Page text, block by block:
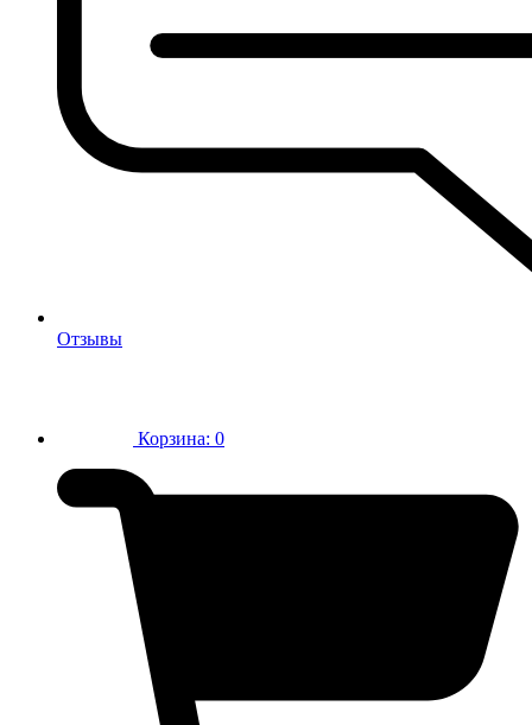
Отзывы
Корзина: 0